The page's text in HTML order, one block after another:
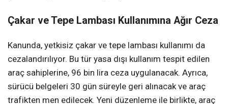
Çakar ve Tepe Lambası Kullanımına Ağır Ceza
Kanunda, yetkisiz çakar ve tepe lambası kullanımı da
cezalandırılıyor. Bu tür yasa dışı kullanım tespit edilen
araç sahiplerine, 96 bin lira ceza uygulanacak. Ayrıca,
sürücü belgeleri 30 gün süreyle geri alınacak ve araç
trafikten men edilecek. Yeni düzenleme ile birlikte, araç